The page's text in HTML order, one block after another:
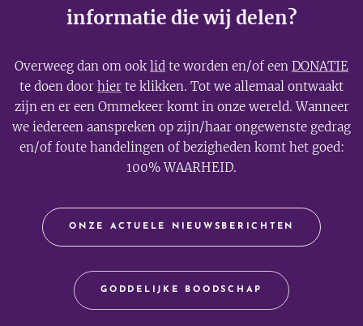
informatie die wij delen?
Overweeg dan om ooklid te worden en/of een DONATIE
te doen door hier te klikken. Tot we allemaal ontwaakt
zijn en er een Ommekeer komt in onze wereld. Wanneer
we iedereen aanspreken op zijn/haar ongewenste gedrag
en/of foute handelingen of bezigheden komt het goed:
100% WAARHEID.
ONZE ACTUELE NIEUWSBERICHTEN
GODDELIJKE BOODSCHAP